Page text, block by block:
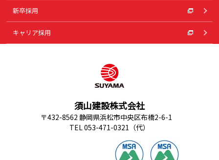
新卒採用
キャリア採用
須山建設株式会社
〒432-8562 静岡県浜松市中央区布橋2-6-1
TEL 053-471-0321（代）